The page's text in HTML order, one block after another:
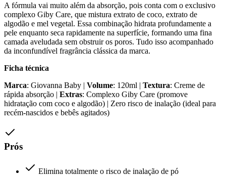
A fórmula vai muito além da absorção, pois conta com o exclusivo
complexo Giby Care, que mistura extrato de coco, extrato de
algodão e mel vegetal. Essa combinação hidrata profundamente a
pele enquanto seca rapidamente na superfície, formando uma fina
camada aveludada sem obstruir os poros. Tudo isso acompanhado
da inconfundível fragrância clássica da marca.
Ficha técnica
Marca: Giovanna Baby | Volume: 120ml | Textura: Creme de
rápida absorção | Extras: Complexo Giby Care (promove
hidratação com coco e algodão) | Zero risco de inalação (ideal para
recém-nascidos e bebês agitados)
Prós
Elimina totalmente o risco de inalação de pó